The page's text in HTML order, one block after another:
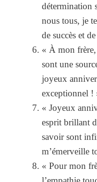
détermination
nous tous, je
de succès et
« À mon
sont une
joyeux
exceptionnel !
« Joyeux
esprit brillant
savoir sont
m’émerveille
« Pour mon